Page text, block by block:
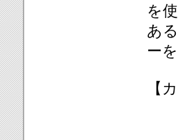
を
あ
ー
【